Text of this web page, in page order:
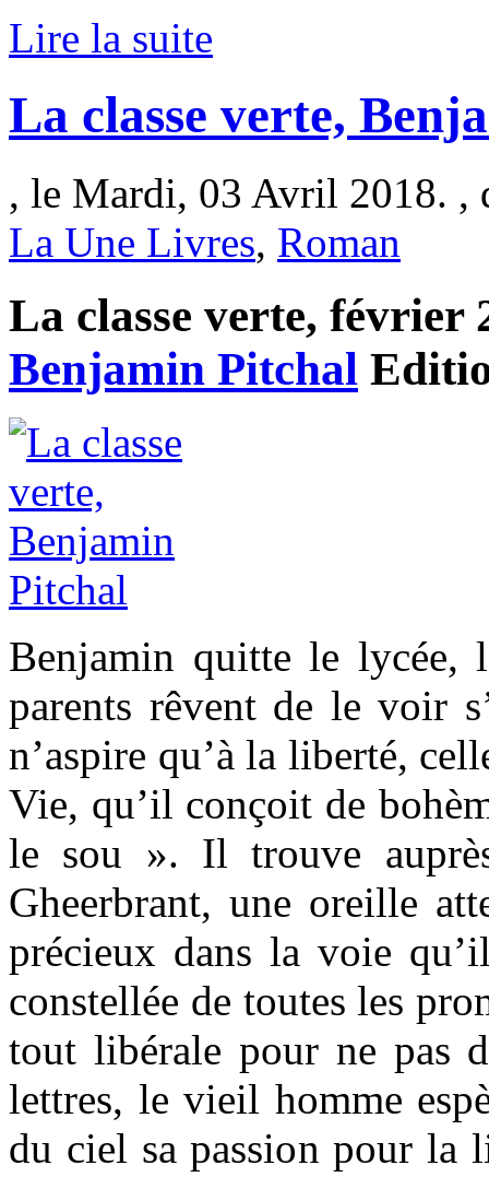
Lire la suite
La classe verte,
, le Mardi, 03 Avril 2018. ,
La Une Livres, Roman
La classe verte, février
Benjamin Pitchal
Benjamin quitte le lycée,
parents rêvent de le voir
n’aspire qu’à la liberté,
Vie, qu’il conçoit de
le sou ». Il trouve
Gheerbrant, une oreille
précieux dans la voie
constellée de toutes les
tout libérale pour ne pas
lettres, le vieil homme
du ciel sa passion pour la